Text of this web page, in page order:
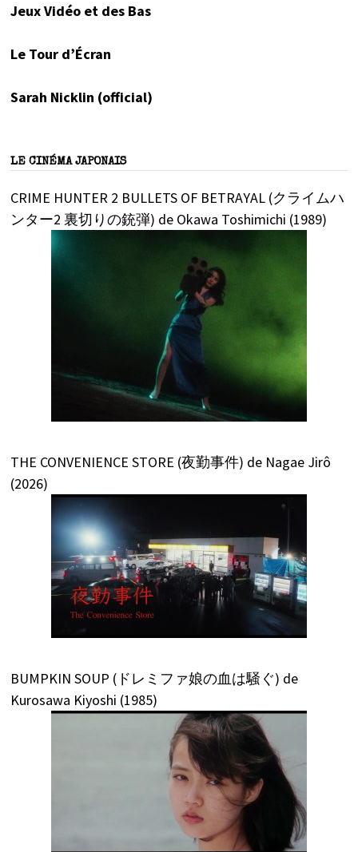
Jeux Vidéo et des Bas
Le Tour d’Écran
Sarah Nicklin (official)
LE CINÉMA JAPONAIS
CRIME HUNTER 2 BULLETS OF BETRAYAL (クライムハ
ンター2 裏切りの銃弾) de Okawa Toshimichi (1989)
THE CONVENIENCE STORE (夜勤事件) de Nagae Jirô
(2026)
BUMPKIN SOUP (ドレミファ娘の血は騒ぐ) de
Kurosawa Kiyoshi (1985)